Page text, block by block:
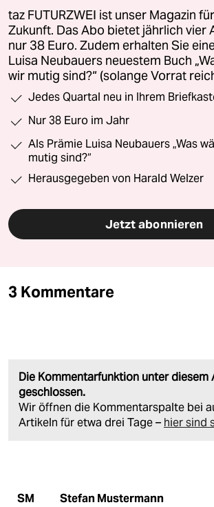
taz FUTURZWEI ist unser Magazin
Zukunft. Das Abo bietet jährlich vier
nur 38 Euro. Zudem erhalten Sie
Luisa Neubauers neuestem Buch
wir mutig sind?“ (solange Vorrat
Jedes Quartal neu in Ihrem
Nur 38 Euro im Jahr
Als Prämie Luisa Neubauers „Was
mutig sind?“
Herausgegeben von Harald Welzer
Jetzt abonnieren
3 Kommentare
Die Kommentarfunktion unter diesem
geschlossen.
Wir öffnen die Kommentarspalte bei
Artikeln für etwa drei Tage – hier sind
SM Stefan Mustermann